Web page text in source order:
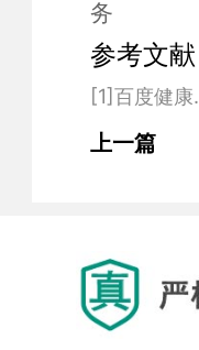
务
参考文
上一篇